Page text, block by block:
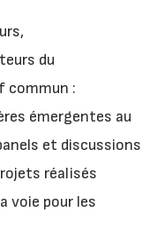
du
commun :
émergentes au
et discussions
réalisés
voie pour les